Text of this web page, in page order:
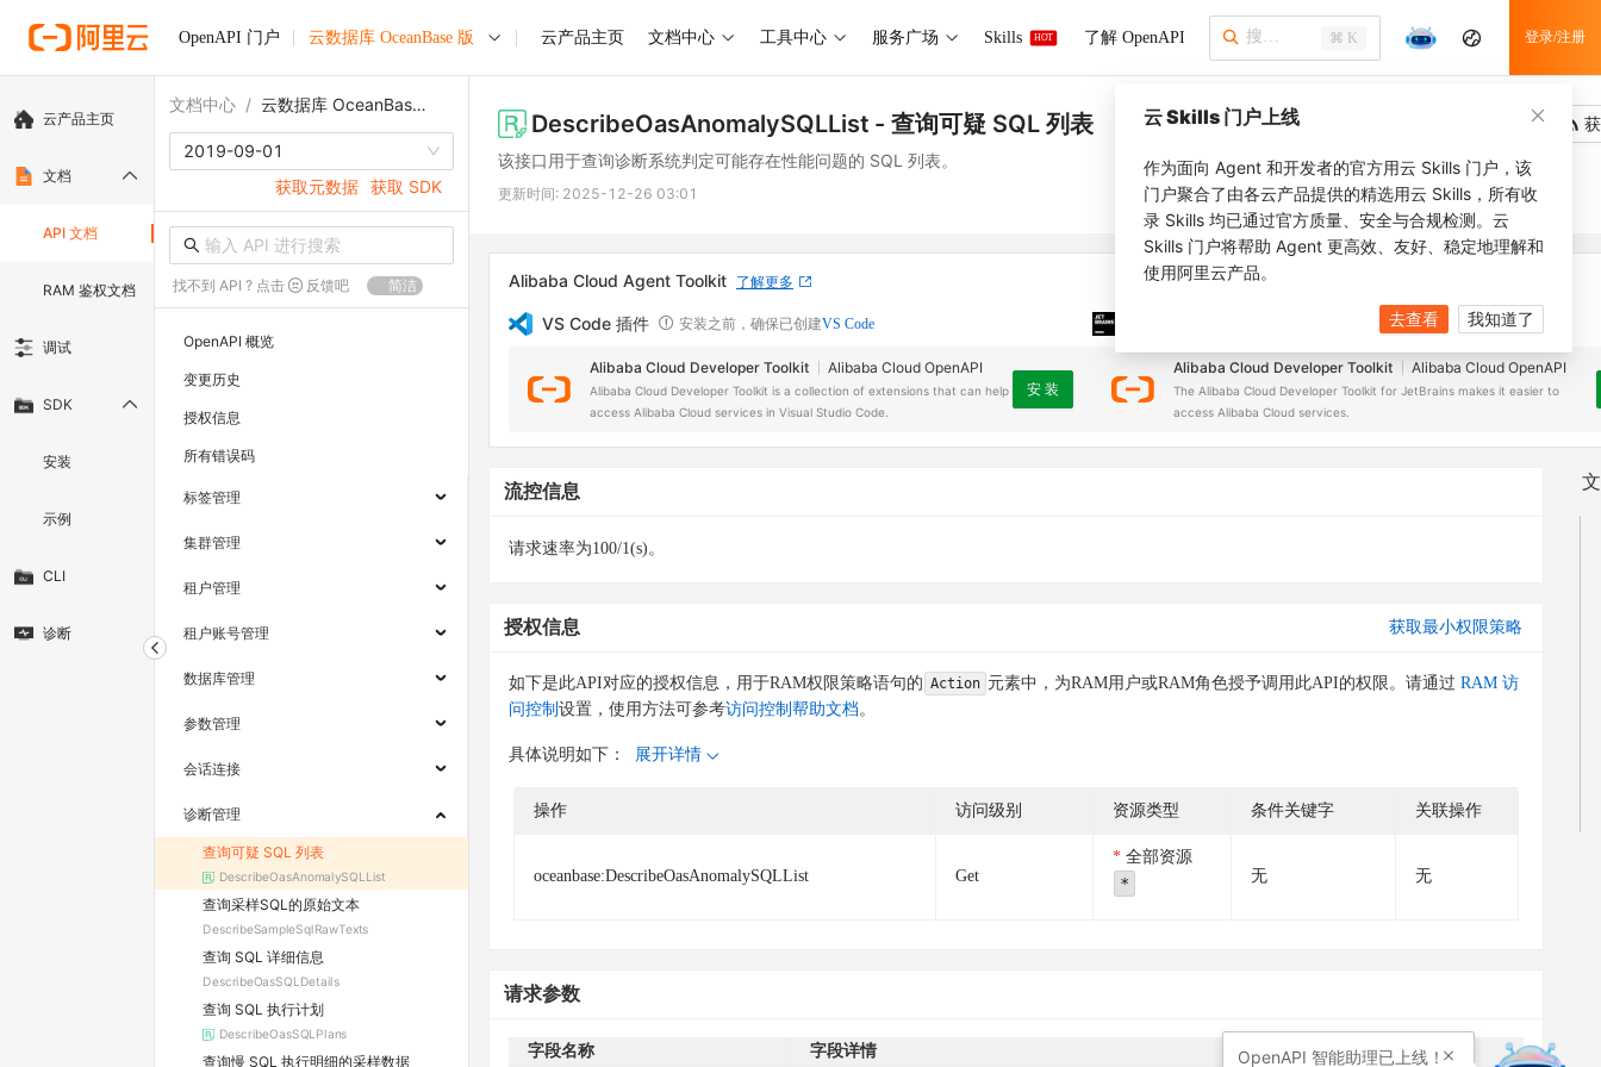
OpenAPI 门户 云数据库 OceanBase 版 云产品主页 文档中心 工具中心 服务广场 Skills HOT 了解 OpenAPI ⌘ K 登录/注册
云产品主页
文档
API 文档
RAM 鉴权文档
调试
SDK
安装
示例
CLI
诊断
文档中心 / 云数据库 OceanBase 版
2019-09-01
获取元数据 获取 SDK
找不到 API ? 点击 反馈吧 简洁
OpenAPI 概览
变更历史
授权信息
所有错误码
标签管理
集群管理
租户管理
租户账号管理
数据库管理
参数管理
会话连接
诊断管理
查询可疑 SQL 列表
DescribeOasAnomalySQLList
查询采样SQL的原始文本
DescribeSampleSqlRawTexts
查询 SQL 详细信息
DescribeOasSQLDetails
查询 SQL 执行计划
DescribeOasSQLPlans
查询慢 SQL 执行明细的采样数据
DescribeOasAnomalySQLList - 查询可疑 SQL 列表
该接口用于查询诊断系统判定可能存在性能问题的 SQL 列表。
更新时间: 2025-12-26 03:01
Alibaba Cloud Agent Toolkit 了解更多
VS Code 插件 安装之前，确保已创建VS Code
Alibaba Cloud Developer Toolkit Alibaba Cloud OpenAPI
Alibaba Cloud Developer Toolkit is a collection of extensions that can help
access Alibaba Cloud services in Visual Studio Code.
安 装
安装之前，确保已创建JetBrains IDE
Alibaba Cloud Developer Toolkit Alibaba Cloud OpenAPI
The Alibaba Cloud Developer Toolkit for JetBrains makes it easier to
access Alibaba Cloud services.
流控信息
请求速率为100/1(s)。
授权信息 获取最小权限策略
如下是此API对应的授权信息，用于RAM权限策略语句的 Action 元素中，为RAM用户或RAM角色授予调用此API的权限。请通过 RAM 访
问控制 设置，使用方法可参考访问控制帮助文档。
具体说明如下： 展开详情
操作 访问级别 资源类型 条件关键字 关联操作
oceanbase:DescribeOasAnomalySQLList Get
全部资源
* 无 无
请求参数
字段名称 字段详情
云 Skills 门户上线
作为面向 Agent 和开发者的官方用云 Skills 门户，该
门户聚合了由各云产品提供的精选用云 Skills，所有收
录 Skills 均已通过官方质量、安全与合规检测。云
Skills 门户将帮助 Agent 更高效、友好、稳定地理解和
使用阿里云产品。
去查看 我知道了
OpenAPI 智能助理已上线！